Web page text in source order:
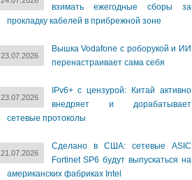
взимать ежегодные сборы за
прокладку кабелей в прибрежной зоне
23.07.2026
Вышка Vodafone с роборукой и ИИ
перенастраивает сама себя
23.07.2026
IPv6+ с цензурой: Китай активно
внедряет и дорабатывает
сетевые протоколы
21.07.2026
Сделано в США: сетевые ASIC
Fortinet SP6 будут выпускаться на
американских фабриках Intel